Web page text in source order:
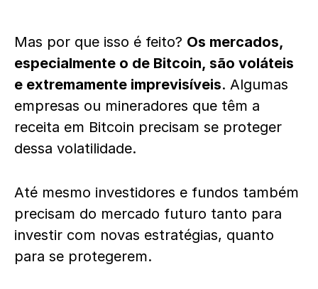
Mas por que isso é feito? Os mercados,
especialmente o de Bitcoin, são voláteis
e extremamente imprevisíveis. Algumas
empresas ou mineradores que têm a
receita em Bitcoin precisam se proteger
dessa volatilidade.
Até mesmo investidores e fundos também
precisam do mercado futuro tanto para
investir com novas estratégias, quanto
para se protegerem.